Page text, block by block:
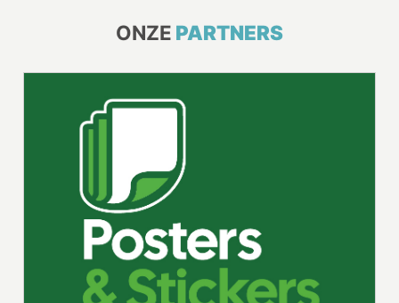
ONZE PARTNERS